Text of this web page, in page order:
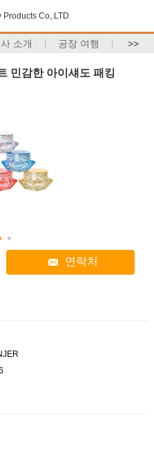
Co,.LTD
소개 공장 여행 >>
민감한 아이섀도 패킹
연락처